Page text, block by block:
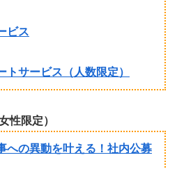
ビス
サービス（人数限定）
性限定）
への異動を叶える！社内公募